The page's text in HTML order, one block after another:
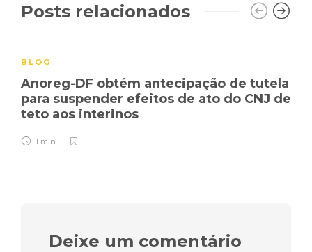
Posts relacionados
BLOG
Anoreg-DF obtém antecipação de tutela
para suspender efeitos de ato do CNJ de
teto aos interinos
1 min
Deixe um comentário